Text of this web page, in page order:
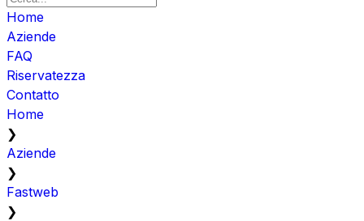
Home
Aziende
FAQ
Riservatezza
Contatto
Home
❯
Aziende
❯
Fastweb
❯